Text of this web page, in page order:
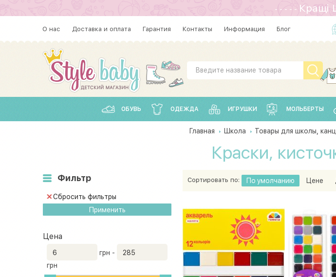
- - - - - Кращi
О нас Доставка и оплата Гарантия Контакты Информация Блог
ОБУВЬ ОДЕЖДА ИГРУШКИ МОЛЬБЕРТЫ
Главная Школа Товары для школы,
Краски,
Фильтр
Сбросить фильтры
Применить
Цена
грн -
грн
Сортировать по: По умолчанию Цене